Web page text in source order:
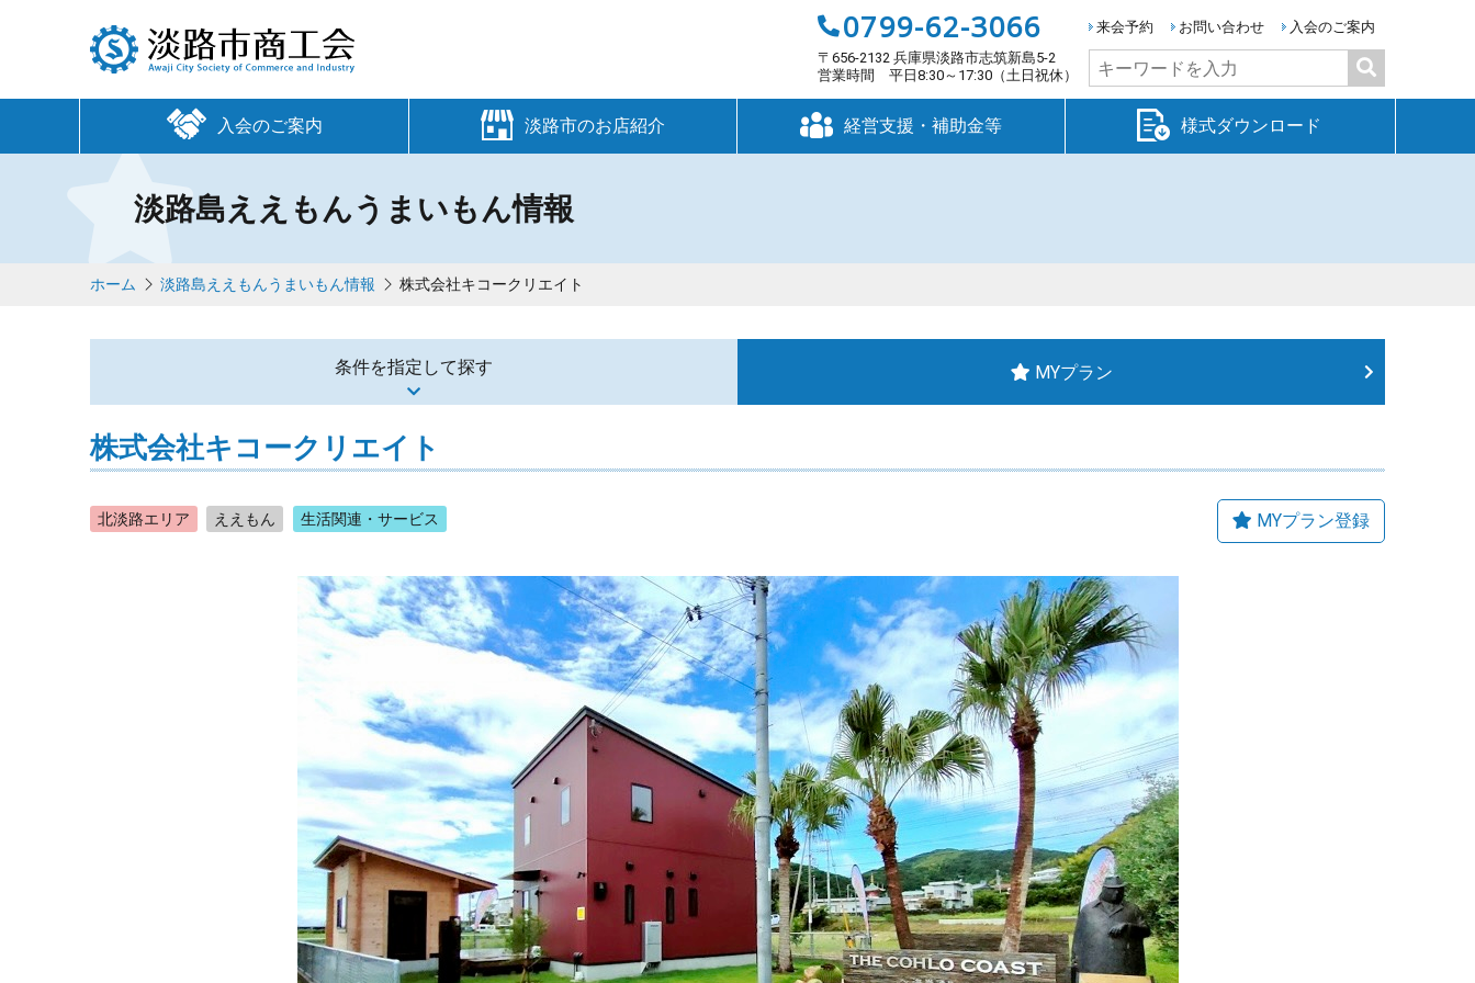
来会予約 お問い合わせ 入会のご案内
検
索:
0799-62-3066
〒656-2132 兵庫県淡路市志筑新島5-2
営業時間 平日8:30～17:30（土日祝休）
入会のご案内 淡路市のお店紹介 経営支援・補助金等 様式ダウンロード
淡路島ええもんうまいもん情報
ホーム 淡路島ええもんうまいもん情報 株式会社キコークリエイト
条件を指定して探す MYプラン
株式会社キコークリエイト
北淡路エリア ええもん 生活関連・サービス